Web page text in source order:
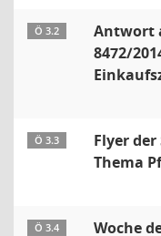
Ö 3.2
Antwort
8472/
Ö 3.3
Flyer
Thema
Ö 3.4
Woche